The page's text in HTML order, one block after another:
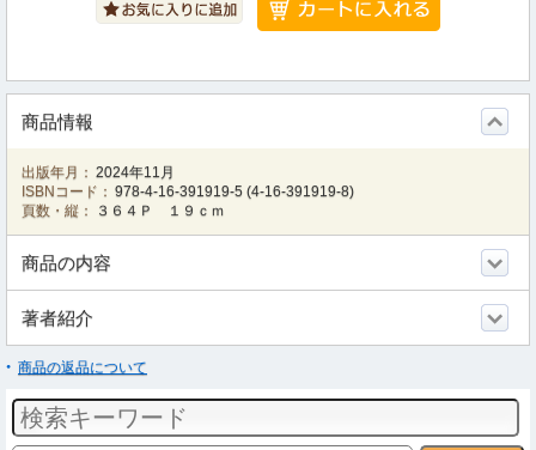
商品情報
出版年月： 2024年11月
ISBNコード： 978-4-16-391919-5 (4-16-391919-8)
頁数・縦：
３６４Ｐ １９ｃｍ
商品の内容
著者紹介
商品の返品について